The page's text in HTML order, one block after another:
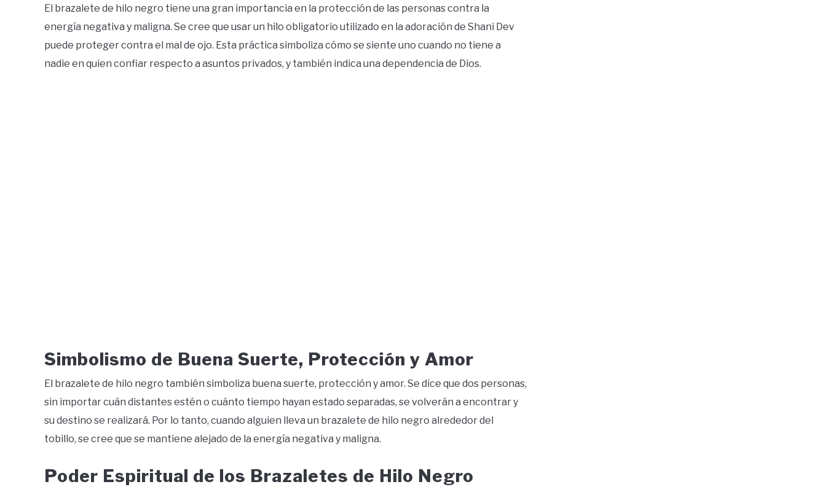
El brazalete de hilo negro tiene una gran importancia en la protección de las personas contra la
energía negativa y maligna. Se cree que usar un hilo obligatorio utilizado en la adoración de Shani Dev
puede proteger contra el mal de ojo. Esta práctica simboliza cómo se siente uno cuando no tiene a
nadie en quien confiar respecto a asuntos privados, y también indica una dependencia de Dios.
Simbolismo de Buena Suerte, Protección y Amor
El brazalete de hilo negro también simboliza buena suerte, protección y amor. Se dice que dos personas,
sin importar cuán distantes estén o cuánto tiempo hayan estado separadas, se volverán a encontrar y
su destino se realizará. Por lo tanto, cuando alguien lleva un brazalete de hilo negro alrededor del
tobillo, se cree que se mantiene alejado de la energía negativa y maligna.
Poder Espiritual de los Brazaletes de Hilo Negro